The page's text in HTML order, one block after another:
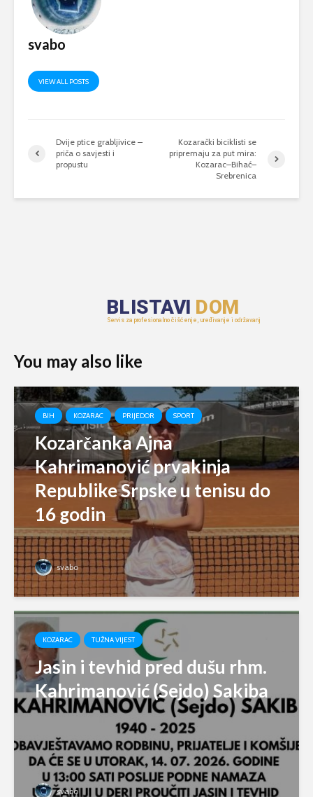
svabo
VIEW ALL POSTS
Dvije ptice grabljivice –
priča o savjesti i
propustu
Kozarački biciklisti se
pripremaju za put mira:
Kozarac–Bihać–
Srebrenica
You may also like
BIH KOZARAC PRIJEDOR SPORT
Kozarčanka Ajna
Kahrimanović prvakinja
Republike Srpske u tenisu do
16 godin
svabo
KOZARAC TUŽNA VIJEST
Jasin i tevhid pred dušu rhm.
Kahrimanović (Sejdo) Sakiba
svabo